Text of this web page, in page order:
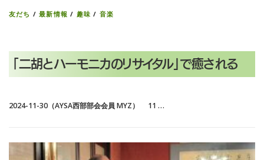
友だち /最新情報 / 趣味 / 音楽
「二胡とハーモニカのリサイタル」で癒される
2024-11-30（AYSA西部部会会員 MYZ） 11 …